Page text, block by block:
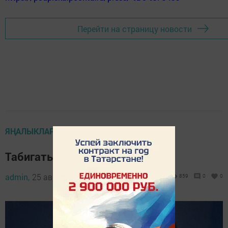
Перейти на страницу новости
ЯҢАЛЫКЛАР
Табигать тә бу көнне елады...
admin, 25 август 2023 - 14:25 859 0 0